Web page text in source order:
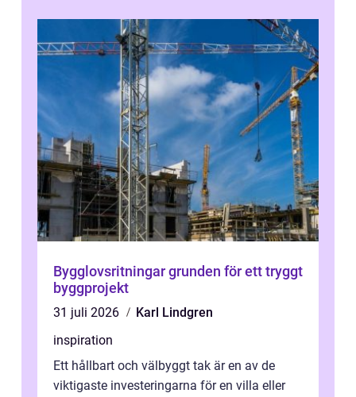
Bygglovsritningar grunden för ett tryggt
byggprojekt
31 juli 2026
Karl Lindgren
inspiration
Ett hållbart och välbyggt tak är en av de
viktigaste investeringarna för en villa eller